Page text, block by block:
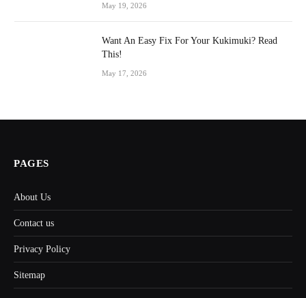
May 19, 2026
Want An Easy Fix For Your Kukimuki? Read
This!
May 17, 2026
PAGES
About Us
Contact us
Privacy Policy
Sitemap